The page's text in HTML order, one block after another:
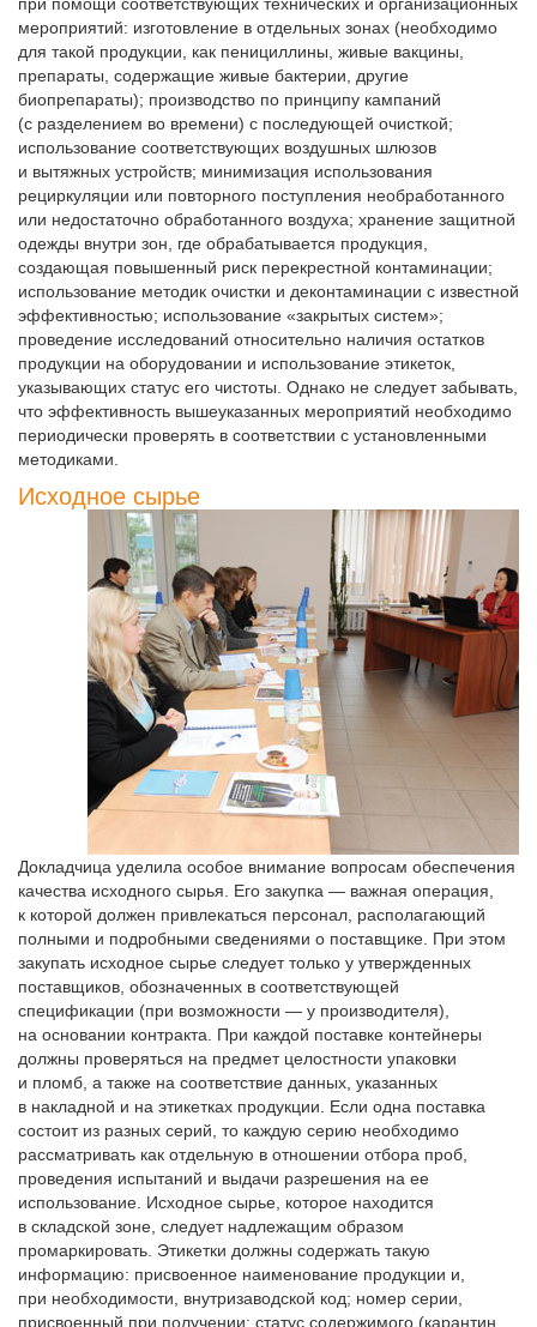
мероприятий: изготовление в отдельных зонах (необходимо
для такой продукции, как пенициллины, живые вакцины,
препараты, содержащие живые бактерии, другие
биопрепараты); производство по принципу кампаний
(с разделением во времени) с последующей очисткой;
использование соответствующих воздушных шлюзов
и вытяжных устройств; минимизация использования
рециркуляции или повторного поступления необработанного
или недостаточно обработанного воздуха; хранение защитной
одежды внутри зон, где обрабатывается продукция,
создающая повышенный риск перекрестной контаминации;
использование методик очистки и деконтаминации с известной
эффективностью; использование «закрытых систем»;
проведение исследований относительно наличия остатков
продукции на оборудовании и использование этикеток,
указывающих статус его чистоты. Однако не следует забывать,
что эффективность вышеуказанных мероприятий необходимо
периодически проверять в соответствии с установленными
методиками.
Исходное сырье
Докладчица уделила особое внимание вопросам обеспечения
качества исходного сырья. Его закупка — важная операция,
к которой должен привлекаться персонал, располагающий
полными и подробными сведениями о поставщике. При этом
закупать исходное сырье следует только у утвержденных
поставщиков, обозначенных в соответствующей
спецификации (при возможности — у производителя),
на основании контракта. При каждой поставке контейнеры
должны проверяться на предмет целостности упаковки
и пломб, а также на соответствие данных, указанных
в накладной и на этикетках продукции. Если одна поставка
состоит из разных серий, то каждую серию необходимо
рассматривать как отдельную в отношении отбора проб,
проведения испытаний и выдачи разрешения на ее
использование. Исходное сырье, которое находится
в складской зоне, следует надлежащим образом
промаркировать. Этикетки должны содержать такую
информацию: присвоенное наименование продукции и,
при необходимости, внутризаводской код; номер серии,
присвоенный при получении; статус содержимого (карантин,